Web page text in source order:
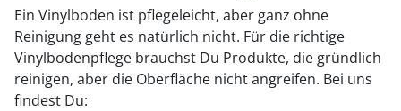
Ein Vinylboden ist pflegeleicht, aber ganz ohne
Reinigung geht es natürlich nicht. Für die richtige
Vinylbodenpflege brauchst Du Produkte, die gründlich
reinigen, aber die Oberfläche nicht angreifen. Bei uns
findest Du: